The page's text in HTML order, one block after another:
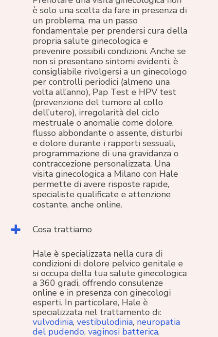
è solo una scelta da fare in presenza di
un problema, ma un passo
fondamentale per prendersi cura della
propria salute ginecologica e
prevenire possibili condizioni. Anche se
non si presentano sintomi evidenti, è
consigliabile rivolgersi a un ginecologo
per controlli periodici (almeno una
volta all’anno), Pap Test e HPV test
(prevenzione del tumore al collo
dell’utero), irregolarità del ciclo
mestruale o anomalie come dolore,
flusso abbondante o assente, disturbi
e dolore durante i rapporti sessuali,
programmazione di una gravidanza o
contraccezione personalizzata. Una
visita ginecologica a Milano con Hale
permette di avere risposte rapide,
specialiste qualificate e attenzione
costante, anche online.
Cosa trattiamo
Hale è specializzata nella cura di
condizioni di dolore pelvico genitale e
si occupa della tua salute ginecologica
a 360 gradi, offrendo consulenze
online e in presenza con ginecologi
esperti. In particolare, Hale è
specializzata nel trattamento di:
vulvodinia,vestibulodinia, neuropatia
del pudendo,vaginosi batterica,